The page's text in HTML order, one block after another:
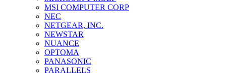
MSI COMPUTER CORP
NEC
NETGEAR, INC.
NEWSTAR
NUANCE
OPTOMA
PANASONIC
PARALLELS